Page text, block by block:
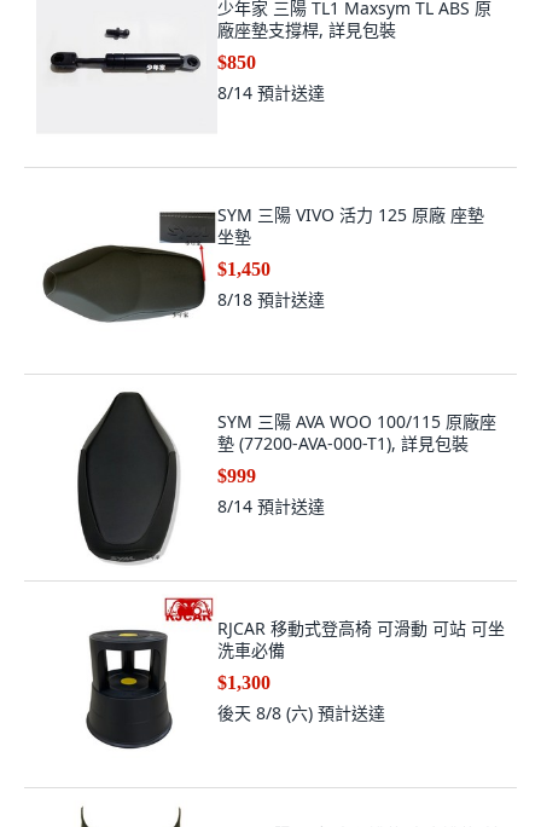
少年家 三陽 TL1 Maxsym TL ABS 原
廠座墊支撐桿, 詳見包裝
$850
8/14 預計送達
SYM 三陽 VIVO 活力 125 原廠 座墊
坐墊
$1,450
8/18 預計送達
SYM 三陽 AVA WOO 100/115 原廠座
墊 (77200-AVA-000-T1), 詳見包裝
$999
8/14 預計送達
RJCAR 移動式登高椅 可滑動 可站 可坐
洗車必備
$1,300
後天 8/8 (六) 預計送達